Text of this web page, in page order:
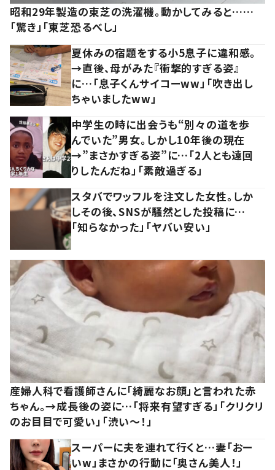
昭和29年製造の東芝の洗濯機。動かしてみると……
「驚き」「東芝恐るべし」
夏休みの宿題をする小5息子に違和感。
→直後、母がみた『衝撃的すぎる姿』
に…「息子くんサイコーww」「吹き出し
ちゃいましたww」
中学生の時に出会うも“別々の道を歩
んでいた”男女。しかし10年後の現在
→”まさかすぎる姿”に…「2人とも遠回
りしたんだね」「素敵過ぎる」
スタバでワッフルを注文した女性。しか
しその後、SNSが騒然とした投稿に…
「知らなかった」「ヤバい安い」
産婦人科で看護師さんに「綺麗なお顔」と言われた赤
ちゃん。→成長後の姿に…「将来有望すぎる」「クリクリ
のお目目で可愛い」「渋い～！」
スーパーに夫を連れて行くと…妻「おー
いw」まさかの行動に「奥さん美人！」